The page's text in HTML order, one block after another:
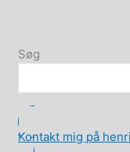
Søg
Kontakt mig på